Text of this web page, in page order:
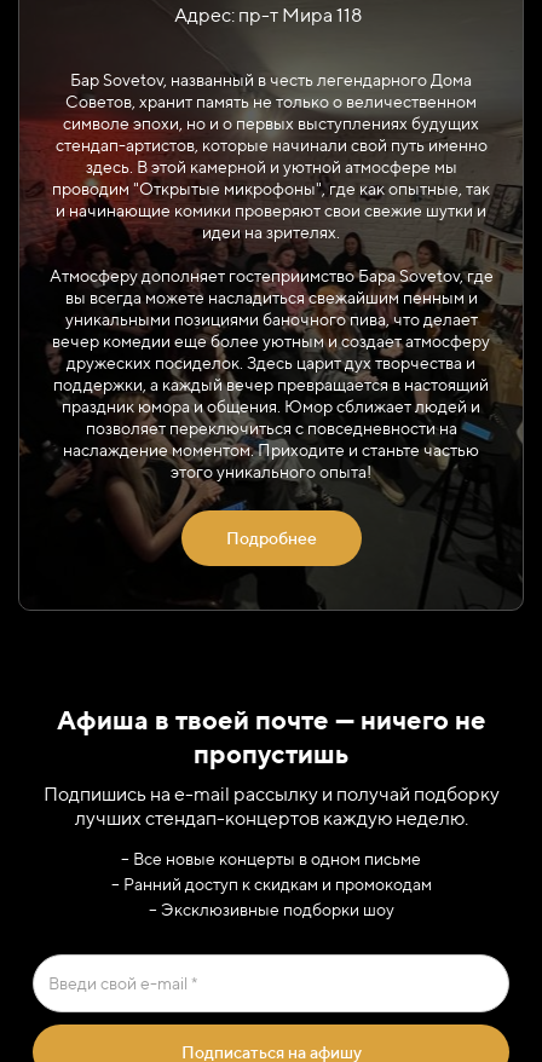
Адрес: пр-т Мира 118
Бар Sovetov, названный в честь легендарного Дома
Советов, хранит память не только о величественном
символе эпохи, но и о первых выступлениях будущих
стендап-артистов, которые начинали свой путь именно
здесь. В этой камерной и уютной атмосфере мы
проводим "Открытые микрофоны", где как опытные, так
и начинающие комики проверяют свои свежие шутки и
идеи на зрителях.
Атмосферу дополняет гостеприимство Бара Sovetov, где
вы всегда можете насладиться свежайшим пенным и
уникальными позициями баночного пива, что делает
вечер комедии еще более уютным и создает атмосферу
дружеских посиделок. Здесь царит дух творчества и
поддержки, а каждый вечер превращается в настоящий
праздник юмора и общения. Юмор сближает людей и
позволяет переключиться с повседневности на
наслаждение моментом. Приходите и станьте частью
этого уникального опыта!
Подробнее
Афиша в твоей почте — ничего не
пропустишь
Подпишись на e-mail рассылку и получай подборку
лучших стендап-концертов каждую неделю.
– Все новые концерты в одном письме
– Ранний доступ к скидкам и промокодам
– Эксклюзивные подборки шоу
Подписаться на афишу